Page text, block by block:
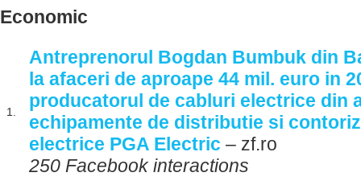
Economic
1.
Antreprenorul Bogdan Bumbuk din
la afaceri de aproape 44 mil. euro in
producatorul de cabluri electrice din
echipamente de distributie si
electrice PGA Electric – zf.ro
250 Facebook interactions